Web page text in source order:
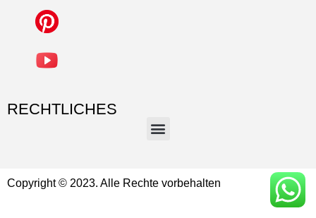
RECHTLICHES
Copyright © 2023. Alle Rechte vorbehalten